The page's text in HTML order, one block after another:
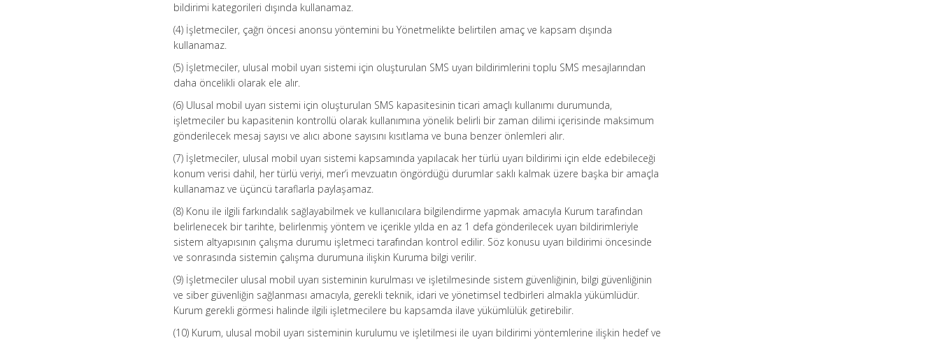
bildirimi kategorileri dışında kullanamaz.
(4) İşletmeciler, çağrı öncesi anonsu yöntemini bu Yönetmelikte belirtilen amaç ve kapsam dışında
kullanamaz.
(5) İşletmeciler, ulusal mobil uyarı sistemi için oluşturulan SMS uyarı bildirimlerini toplu SMS mesajlarından
daha öncelikli olarak ele alır.
(6) Ulusal mobil uyarı sistemi için oluşturulan SMS kapasitesinin ticari amaçlı kullanımı durumunda,
işletmeciler bu kapasitenin kontrollü olarak kullanımına yönelik belirli bir zaman dilimi içerisinde maksimum
gönderilecek mesaj sayısı ve alıcı abone sayısını kısıtlama ve buna benzer önlemleri alır.
(7) İşletmeciler, ulusal mobil uyarı sistemi kapsamında yapılacak her türlü uyarı bildirimi için elde edebileceği
konum verisi dahil, her türlü veriyi, mer’i mevzuatın öngördüğü durumlar saklı kalmak üzere başka bir amaçla
kullanamaz ve üçüncü taraflarla paylaşamaz.
(8) Konu ile ilgili farkındalık sağlayabilmek ve kullanıcılara bilgilendirme yapmak amacıyla Kurum tarafından
belirlenecek bir tarihte, belirlenmiş yöntem ve içerikle yılda en az 1 defa gönderilecek uyarı bildirimleriyle
sistem altyapısının çalışma durumu işletmeci tarafından kontrol edilir. Söz konusu uyarı bildirimi öncesinde
ve sonrasında sistemin çalışma durumuna ilişkin Kuruma bilgi verilir.
(9) İşletmeciler ulusal mobil uyarı sisteminin kurulması ve işletilmesinde sistem güvenliğinin, bilgi güvenliğinin
ve siber güvenliğin sağlanması amacıyla, gerekli teknik, idari ve yönetimsel tedbirleri almakla yükümlüdür.
Kurum gerekli görmesi halinde ilgili işletmecilere bu kapsamda ilave yükümlülük getirebilir.
(10) Kurum, ulusal mobil uyarı sisteminin kurulumu ve işletilmesi ile uyarı bildirimi yöntemlerine ilişkin hedef ve